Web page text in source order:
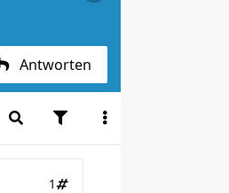
Antworten
1